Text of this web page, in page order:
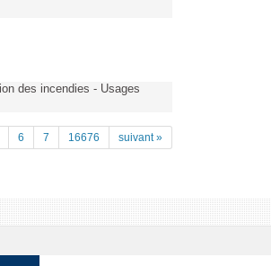
des incendies - Usages
6 7 16676 suivant »